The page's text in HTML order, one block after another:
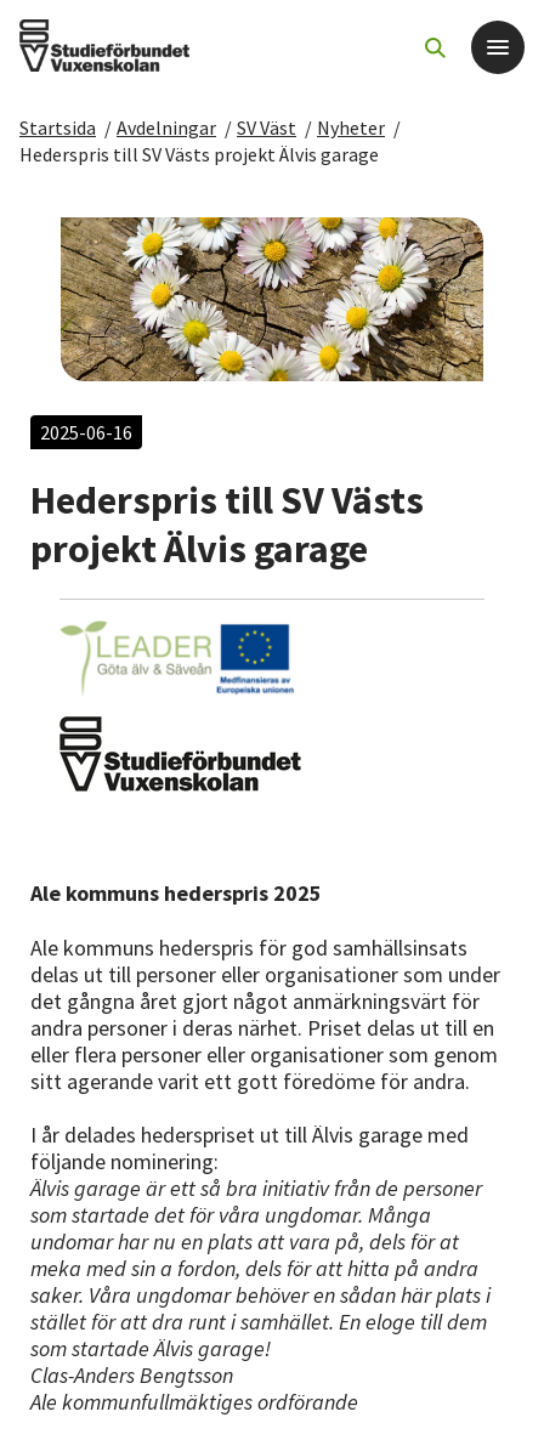
Det här gör vi
För dig som
Sök kurser och evenemang
Om SV
Starta studiecirkel
Cirkelledare
Nyheter
Avdelningar
Lyssna
Startsida / Avdelningar / SV Väst / Nyheter /
Hederspris till SV Västs projekt Älvis garage
2025-06-16
Hederspris till SV Västs
projekt Älvis garage
Ale kommuns hederspris 2025
Ale kommuns hederspris för god samhällsinsats
delas ut till personer eller organisationer som under
det gångna året gjort något anmärkningsvärt för
andra personer i deras närhet. Priset delas ut till en
eller flera personer eller organisationer som genom
sitt agerande varit ett gott föredöme för andra.
I år delades hederspriset ut till Älvis garage med
följande nominering:
Älvis garage är ett så bra initiativ från de personer
som startade det för våra ungdomar. Många
undomar har nu en plats att vara på, dels för at
meka med sin a fordon, dels för att hitta på andra
saker. Våra ungdomar behöver en sådan här plats i
stället för att dra runt i samhället. En eloge till dem
som startade Älvis garage!
Clas-Anders Bengtsson
Ale kommunfullmäktiges ordförande